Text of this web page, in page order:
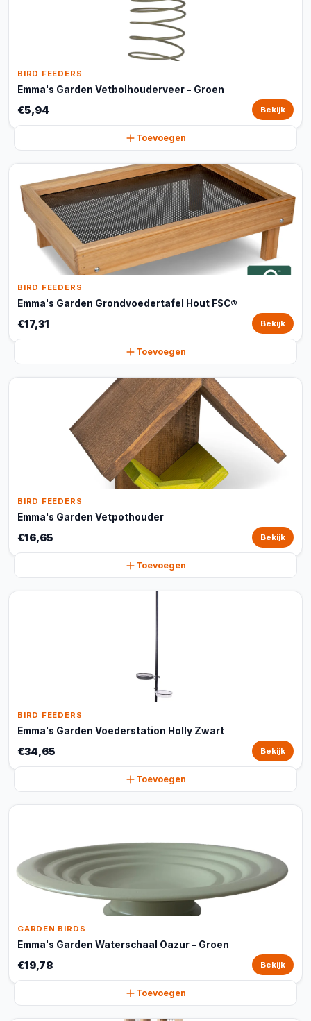
BIRD FEEDERS
Emma's Garden Vetbolhouderveer - Groen
€5,94 Bekijk
Toevoegen
BIRD FEEDERS
Emma's Garden Grondvoedertafel Hout FSC®
€17,31 Bekijk
Toevoegen
BIRD FEEDERS
Emma's Garden Vetpothouder
€16,65 Bekijk
Toevoegen
BIRD FEEDERS
Emma's Garden Voederstation Holly Zwart
€34,65 Bekijk
Toevoegen
GARDEN BIRDS
Emma's Garden Waterschaal Oazur - Groen
€19,78 Bekijk
Toevoegen